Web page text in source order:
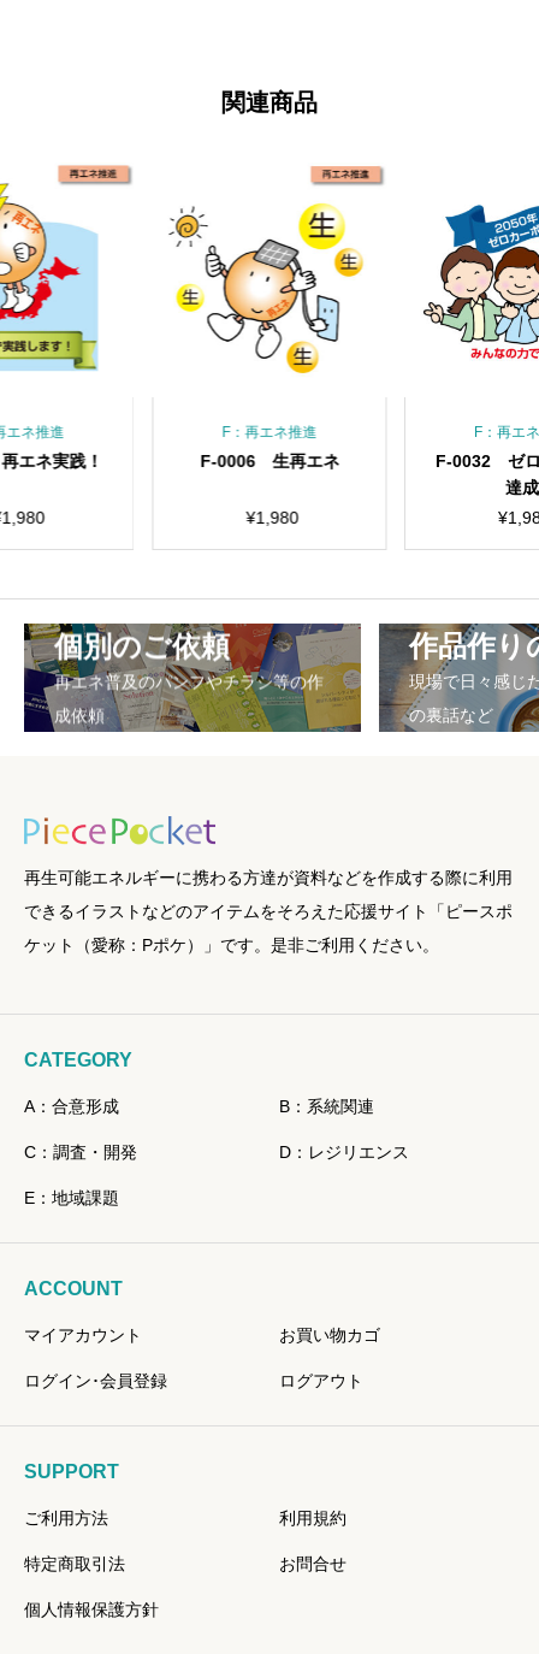
関連商品
エネ推進
エネ実践！
1,980
F：再エネ推進
F-0006 生再エネ
¥1,980
F：再エ
F-0032 ゼ
達成
¥
個別のご依頼
再エネ普及のパンフやチラシ等の作
成依頼
作品作り
現場で日々感じ
の裏話など
再生可能エネルギーに携わる方達が資料などを作成する際に利用
できるイラストなどのアイテムをそろえた応援サイト「ピースポ
ケット（愛称：Pポケ）」です。是非ご利用ください。
CATEGORY
A：合意形成 B：系統関連
C：調査・開発 D：レジリエンス
E：地域課題
ACCOUNT
マイアカウント お買い物カゴ
ログイン･会員登録 ログアウト
SUPPORT
ご利用方法 利用規約
特定商取引法 お問合せ
個人情報保護方針